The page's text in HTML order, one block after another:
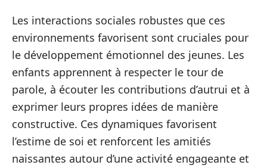
Les interactions sociales robustes que ces
environnements favorisent sont cruciales pour
le développement émotionnel des jeunes. Les
enfants apprennent à respecter le tour de
parole, à écouter les contributions d’autrui et à
exprimer leurs propres idées de manière
constructive. Ces dynamiques favorisent
l’estime de soi et renforcent les amitiés
naissantes autour d’une activité engageante et